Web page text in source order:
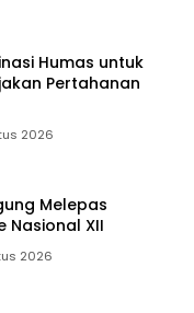
Humas untuk
Pertahanan
2026
Melepas
Nasional XII
2026